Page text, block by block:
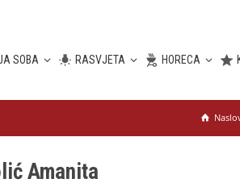
SOBA RASVJETA HORECA
Amanita